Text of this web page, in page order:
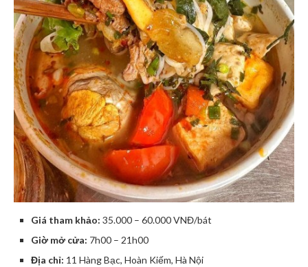
Giá tham khảo: 35.000 – 60.000 VNĐ/bát
Giờ mở cửa: 7h00 – 21h00
Địa chỉ: 11 Hàng Bạc, Hoàn Kiếm, Hà Nội